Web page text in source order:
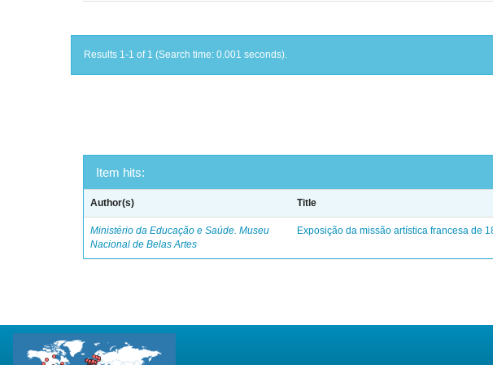
Results 1-1 of 1 (Search time: 0.001 seconds).
Item hits:
Author(s) Title
Ministério da Educação e Saúde. Museu
Nacional de Belas Artes
Exposição da missão artística francesa de